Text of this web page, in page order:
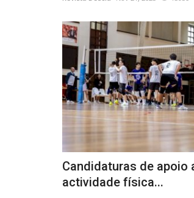
Candidaturas de apoio
actividade física...